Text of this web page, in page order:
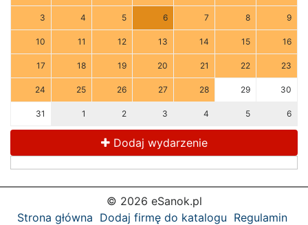
3 4 5 6 7 8 9
10 11 12 13 14 15 16
17 18 19 20 21 22 23
24 25 26 27 28 29 30
31 1 2 3 4 5 6
Dodaj wydarzenie
© 2026 eSanok.pl
Strona główna Dodaj firmę do katalogu Regulamin